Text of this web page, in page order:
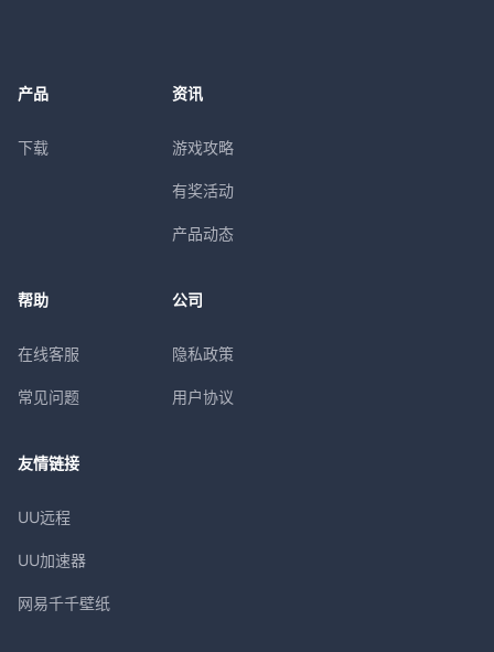
产品
下载
资讯
游戏攻略
有奖活动
产品动态
帮助
在线客服
常见问题
公司
隐私政策
用户协议
友情链接
UU远程
UU加速器
网易千千壁纸